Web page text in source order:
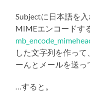
Subjectに日本語を
MIMEエンコードす
した文字列を作っ
ーんとメールを送っ
…すると。